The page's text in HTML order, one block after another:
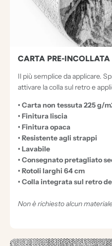
CARTA PRE-INCOLLATA
Il più semplice da applicare.
attivare la colla sul retro e
• Carta non tessuta 225 g/
• Finitura liscia
• Finitura opaca
• Resistente agli strappi
• Lavabile
• Consegnato pretagliato
• Rotoli larghi 64 cm
• Colla integrata sul retro
Non è richiesto alcun